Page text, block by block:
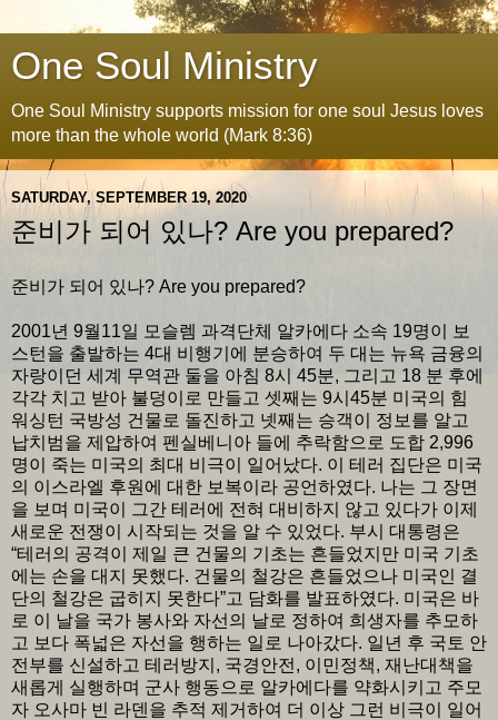
One Soul Ministry
One Soul Ministry supports mission for one soul Jesus loves
more than the whole world (Mark 8:36)
SATURDAY, SEPTEMBER 19, 2020
준비가 되어 있나? Are you prepared?
준비가 되어 있나? Are you prepared?
2001년 9월11일 모슬렘 과격단체 알카에다 소속 19명이 보
스턴을 출발하는 4대 비행기에 분승하여 두 대는 뉴욕 금융의
자랑이던 세계 무역관 둘을 아침 8시 45분, 그리고 18 분 후에
각각 치고 받아 불덩이로 만들고 셋째는 9시45분 미국의 힘
워싱턴 국방성 건물로 돌진하고 넷째는 승객이 정보를 알고
납치범을 제압하여 펜실베니아 들에 추락함으로 도합 2,996
명이 죽는 미국의 최대 비극이 일어났다. 이 테러 집단은 미국
의 이스라엘 후원에 대한 보복이라 공언하였다. 나는 그 장면
을 보며 미국이 그간 테러에 전혀 대비하지 않고 있다가 이제
새로운 전쟁이 시작되는 것을 알 수 있었다. 부시 대통령은
“테러의 공격이 제일 큰 건물의 기초는 흔들었지만 미국 기초
에는 손을 대지 못했다. 건물의 철강은 흔들었으나 미국인 결
단의 철강은 굽히지 못한다”고 담화를 발표하였다. 미국은 바
로 이 날을 국가 봉사와 자선의 날로 정하여 희생자를 추모하
고 보다 폭넓은 자선을 행하는 일로 나아갔다. 일년 후 국토 안
전부를 신설하고 테러방지, 국경안전, 이민정책, 재난대책을
새롭게 실행하며 군사 행동으로 알카에다를 약화시키고 주모
자 오사마 빈 라덴을 추적 제거하여 더 이상 그런 비극이 일어